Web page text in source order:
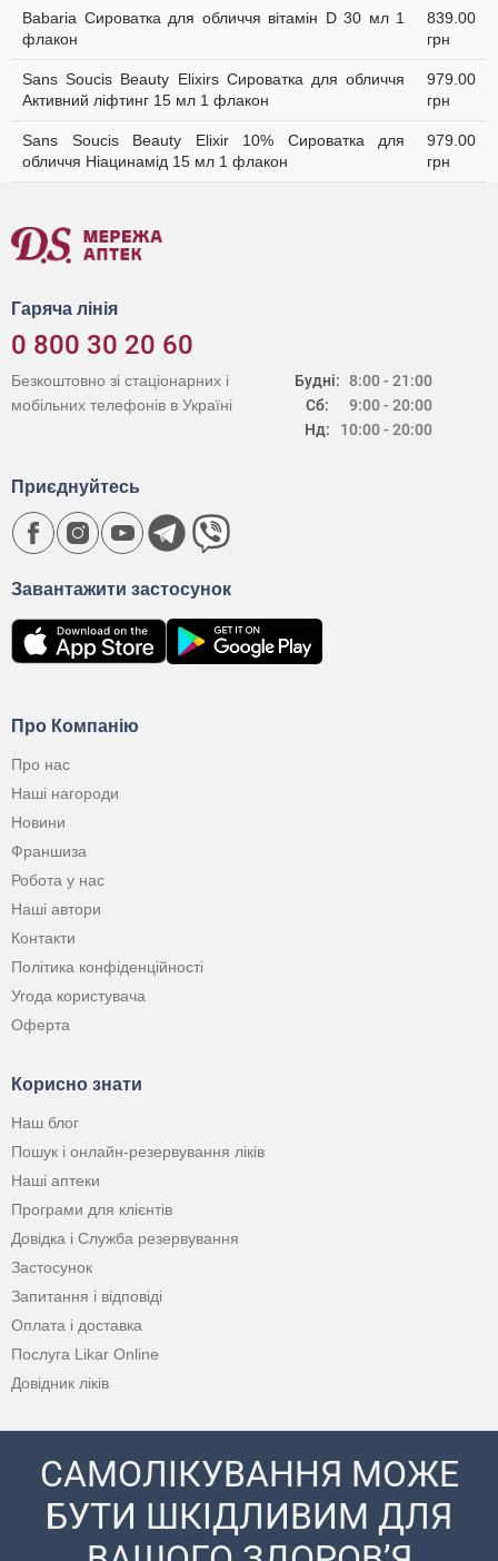
Babaria Сироватка для обличчя вітамін D 30 мл 1
флакон
839.00
грн
Sans Soucis Beauty Elixirs Сироватка для обличчя
Активний ліфтинг 15 мл 1 флакон
979.00
грн
Sans Soucis Beauty Elixir 10% Сироватка для
обличчя Ніацинамід 15 мл 1 флакон
979.00
грн
Гаряча лінія
0 800 30 20 60
Будні:
Сб:
Нд:
8:00 - 21:00
9:00 - 20:00
10:00 - 20:00
Безкоштовно зі стаціонарних і
мобільних телефонів в Україні
Про Компанію
Про нас
Наші нагороди
Новини
Франшиза
Робота у нас
Наші автори
Контакти
Політика конфіденційності
Угода користувача
Оферта
Корисно знати
Наш блог
Пошук і онлайн-резервування ліків
Наші аптеки
Програми для клієнтів
Довідка і Служба резервування
Застосунок
Запитання і відповіді
Оплата і доставка
Послуга Likar Online
Довідник ліків
Завантажити застосунок
Приєднуйтесь
САМОЛІКУВАННЯ МОЖЕ
БУТИ ШКІДЛИВИМ ДЛЯ